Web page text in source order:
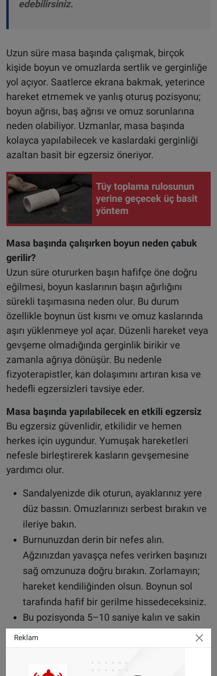
edebilirsiniz.
Uzun süre masa başında çalışmak, birçok
kişide boyun ve omuzlarda sertlik ve gerginliğe
yol açıyor. Saatlerce ekrana bakmak, yeterince
hareket etmemek ve yanlış oturuş pozisyonu;
boyun ağrısı, baş ağrısı ve omuz sorunlarına
neden olabiliyor. Uzmanlar, masa başında
kolayca yapılabilecek ve kaslardaki gerginliği
azaltan basit bir egzersiz öneriyor.
Tüy toplama rulosunun
yerine geçecek üç basit
yöntem
Masa başında çalışırken boyun neden çabuk
gerilir?
Uzun süre otururken başın hafifçe öne doğru
eğilmesi, boyun kaslarının başın ağırlığını
sürekli taşımasına neden olur. Bu durum
özellikle boynun üst kısmı ve omuz kaslarında
aşırı yüklenmeye yol açar. Düzenli hareket veya
gevşeme olmadığında gerginlik birikir ve
zamanla ağrıya dönüşür. Bu nedenle
fizyoterapistler, kan dolaşımını artıran kısa ve
hedefli egzersizleri tavsiye eder.
Masa başında yapılabilecek en etkili egzersiz
Bu egzersiz güvenlidir, etkilidir ve hemen
herkes için uygundur. Yumuşak hareketleri
nefesle birleştirerek kasların gevşemesine
yardımcı olur.
Sandalyenizde dik oturun, ayaklarınız yere
düz bassın. Omuzlarınızı serbest bırakın ve
ileriye bakın.
Burnunuzdan derin bir nefes alın.
Ağzınızdan yavaşça nefes verirken başınızı
sağ omzunuza doğru bırakın. Zorlamayın;
hareket kendiliğinden olsun. Boynun sol
tarafında hafif bir gerilme hissedeceksiniz.
Bu pozisyonda 5–10 saniye kalın ve sakin
nefes almaya devam edin. Ardından
başınızı yavaşça ortaya getirin ve aynı
hareketi diğer tarafa uygulayın. Her iki taraf
Reklam